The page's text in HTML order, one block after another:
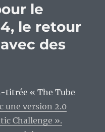
le
le retour
des
titrée « The Tube
une version 2.0
Challenge ».